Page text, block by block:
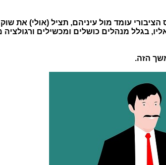
עומד מול עיניהם, תציל (אולי) את שוק
בגלל מנהלים כושלים ומכשילים ורגולציה
הזה.